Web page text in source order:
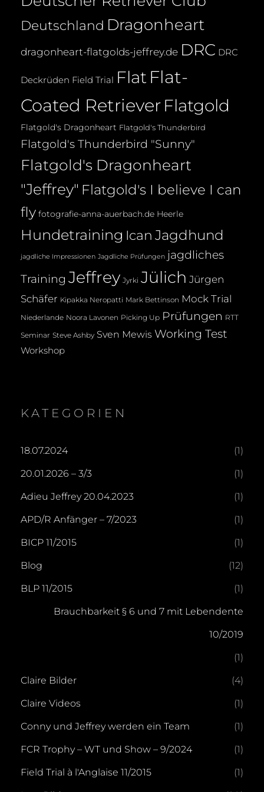
Deutschland Dragonheart
dragonheart-flatgolds-jeffrey.de DRC DRC
Deckrüden Field Trial Flat Flat-
Coated Retriever Flatgold
Flatgold's Dragonheart Flatgold's Thunderbird
Flatgold's Thunderbird "Sunny"
Flatgold's Dragonheart
"Jeffrey" Flatgold's I believe I can
fly fotografie-anna-auerbach.de Heerle
Hundetraining Ican Jagdhund
jagdliche Impressionen Jagdliche Prüfungen jagdliches
Training Jeffrey Jyrki Jülich Jürgen
Schäfer Kipakka Neropatti Mark Bettinson Mock Trial
Niederlande Noora Lavonen Picking Up Prüfungen RTT
Seminar Steve Ashby Sven Mewis Working Test
Workshop
KATEGORIEN
18.07.2024 (1)
20.01.2026 – 3/3 (1)
Adieu Jeffrey 20.04.2023 (1)
APD/R Anfänger – 7/2023 (1)
BICP 11/2015 (1)
Blog (12)
BLP 11/2015 (1)
Brauchbarkeit § 6 und 7 mit Lebendente
10/2019
(1)
Claire Bilder (4)
Claire Videos (1)
Conny und Jeffrey werden ein Team (1)
FCR Trophy – WT und Show – 9/2024 (1)
Field Trial à l'Anglaise 11/2015 (1)